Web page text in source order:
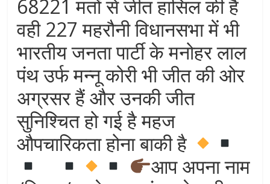
68221 मतों से जीत हासिल की है
वही 227 महरौनी विधानसभा में भी
भारतीय जनता पार्टी के मनोहर लाल
पंथ उर्फ मन्नू कोरी भी जीत की ओर
अग्रसर हैं और उनकी जीत
सुनिश्चित हो गई है महज
औपचारिकता होना बाकी है
आप अपना नाम